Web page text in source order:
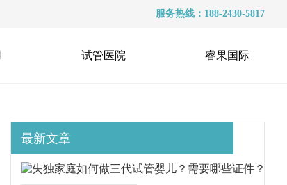
服务热线：188-2430-5817
试管医院 睿果国际
最新文章